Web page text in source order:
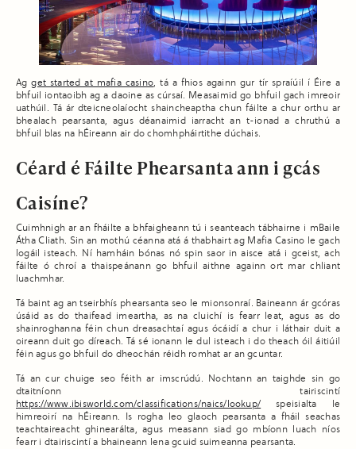
Agget started at mafia casino, tá a fhios againn gur tír spraíúil í Éire a
bhfuil iontaoibh ag a daoine as cúrsaí. Measaimid go bhfuil gach imreoir
uathúil. Tá ár dteicneolaíocht shaincheaptha chun fáilte a chur orthu ar
bhealach pearsanta, agus déanaimid iarracht an t-ionad a chruthú a
bhfuil blas na hÉireann air do chomhpháirtithe dúchais.
Céard é Fáilte Phearsanta ann i gcás
Caisíne?
Cuimhnigh ar an fháilte a bhfaigheann tú i seanteach tábhairne i mBaile
Átha Cliath. Sin an mothú céanna atá á thabhairt ag Mafia Casino le gach
logáil isteach. Ní hamháin bónas nó spin saor in aisce atá i gceist, ach
fáilte ó chroí a thaispeánann go bhfuil aithne againn ort mar chliant
luachmhar.
Tá baint ag an tseirbhís phearsanta seo le mionsonraí. Baineann ár gcóras
úsáid as do thaifead imeartha, as na cluichí is fearr leat, agus as do
shainroghanna féin chun dreasachtaí agus ócáidí a chur i láthair duit a
oireann duit go díreach. Tá sé ionann le dul isteach i do theach óil áitiúil
féin agus go bhfuil do dheochán réidh romhat ar an gcuntar.
Tá an cur chuige seo féith ar imscrúdú. Nochtann an taighde sin go
dtaitníonn tairiscintí
https://www.ibisworld.com/classifications/naics/lookup/ speisialta le
himreoirí na hÉireann. Is rogha leo glaoch pearsanta a fháil seachas
teachtaireacht ghinearálta, agus measann siad go mbíonn luach níos
fearr i dtairiscintí a bhaineann lena gcuid suimeanna pearsanta.